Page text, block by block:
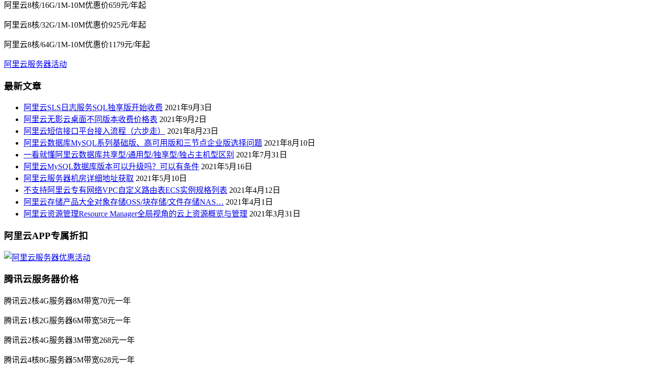
阿里云8核/16G/1M-10M优惠价659元/年起
阿里云8核/32G/1M-10M优惠价925元/年起
阿里云8核/64G/1M-10M优惠价1179元/年起
阿里云服务器活动
最新文章
阿里云SLS日志服务SQL独享版开始收费 2021年9月3日
阿里云无影云桌面不同版本收费价格表 2021年9月2日
阿里云短信接口平台接入流程（六步走）
2021年8月23日
阿里云数据库MySQL系列基础版、高可用版和三节点企业版选择问题 2021年8月10日
一看就懂阿里云数据库共享型/通用型/独享型/独占主机型区别 2021年7月31日
阿里云MySQL数据库版本可以升级吗？可以有条件 2021年5月16日
阿里云服务器机房详细地址获取 2021年5月10日
不支持阿里云专有网络VPC自定义路由表ECS实例规格列表 2021年4月12日
阿里云存储产品大全对象存储OSS/块存储/文件存储NAS… 2021年4月1日
阿里云资源管理Resource Manager全局视角的云上资源概览与管理 2021年3月31日
阿里云APP专属折扣
腾讯云服务器价格
腾讯云2核4G服务器8M带宽70元一年
腾讯云1核2G服务器6M带宽58元一年
腾讯云2核4G服务器3M带宽268元一年
腾讯云4核8G服务器5M带宽628元一年